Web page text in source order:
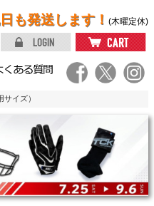
も発送します！ (木曜定休)
イズ）